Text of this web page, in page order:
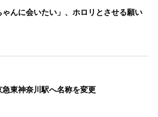
ゃんに会いたい」、ホロリとさせる願い
東神奈川駅へ名称を変更